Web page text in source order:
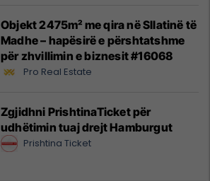
Objekt 2475m² me qira në Sllatinë të
Madhe – hapësirë e përshtatshme
për zhvillimin e biznesit #16068
Pro Real Estate
Zgjidhni PrishtinaTicket për
udhëtimin tuaj drejt Hamburgut
Prishtina Ticket